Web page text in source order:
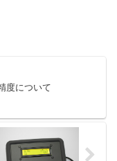
度について